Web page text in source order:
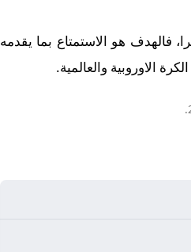
فالهدف هو الاستمتاع بما يقدمه
الاوروبية والعالمية.